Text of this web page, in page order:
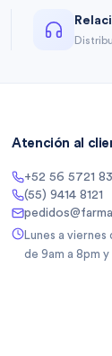
Atención al
+52 56 5721
(55) 9414 8121
Lunes a viernes
de 9am a 8pm